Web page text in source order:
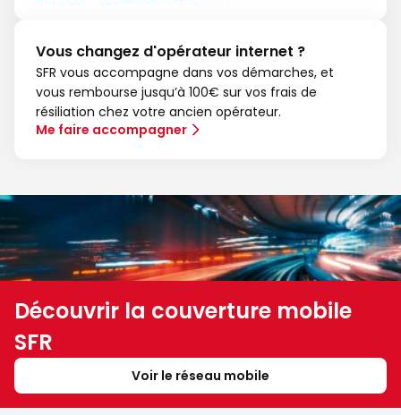
Vous changez d'opérateur internet ?
SFR vous accompagne dans vos démarches, et
vous rembourse jusqu’à 100€ sur vos frais de
résiliation chez votre ancien opérateur.
Me faire accompagner
Découvrir la couverture mobile
SFR
Voir le réseau mobile